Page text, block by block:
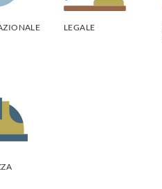
LEGALE